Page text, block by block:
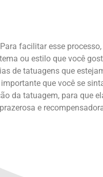
facilitar esse
ou estilo que você
de tatuagens que
que você se
da tatuagem, para que
e